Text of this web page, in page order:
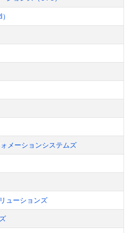
メーションシステムズ
ューションズ